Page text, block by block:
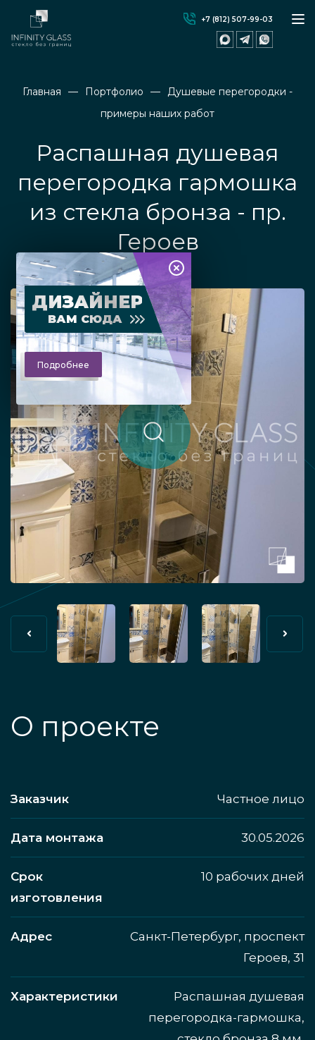
+7 (812) 507-99-03
Главная Портфолио
Душевые перегородки -
примеры наших работ
Распашная душевая
перегородка гармошка
из стекла бронза - пр.
Героев
ДИЗАЙНЕР
ВАМ СЮДА
Подробнее
О проекте
Заказчик Частное лицо
Дата монтажа 30.05.2026
Срок
изготовления
10 рабочих дней
Адрес
Санкт-Петербург, проспект
Героев, 31
Характеристики
Распашная душевая
перегородка-гармошка,